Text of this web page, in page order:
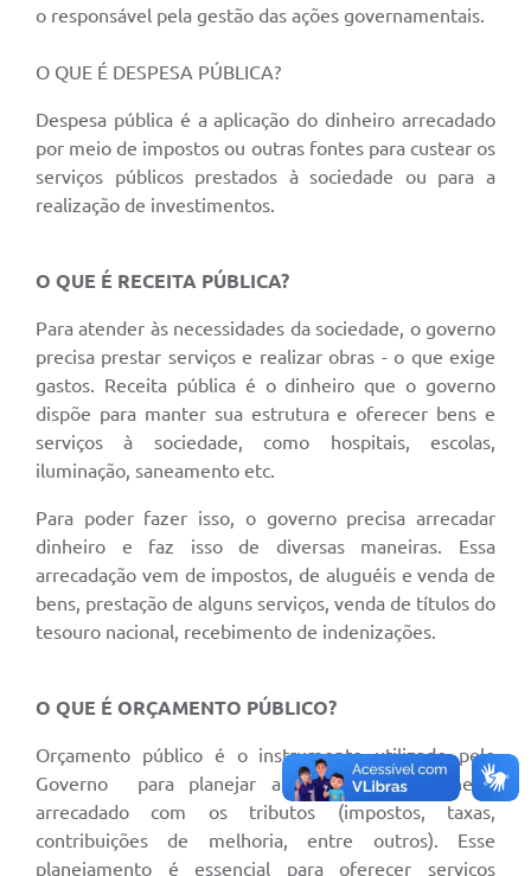
Editais
A Prefeitura
A Nossa Cidade
Enfrentando o COVID-19
Contratos
Arquivos para Download
Notícias
Turismo
Obras
Galeria de Vídeos
Secretarias
Legislação
Links
Serviços Online
Telefones Úteis
o responsável pela gestão das ações governamentais.
O QUE É DESPESA PÚBLICA?
Despesa pública é a aplicação do dinheiro arrecadado
por meio de impostos ou outras fontes para custear os
serviços públicos prestados à sociedade ou para a
realização de investimentos.
O QUE É RECEITA PÚBLICA?
Para atender às necessidades da sociedade, o governo
precisa prestar serviços e realizar obras - o que exige
gastos. Receita pública é o dinheiro que o governo
dispõe para manter sua estrutura e oferecer bens e
serviços à sociedade, como hospitais, escolas,
iluminação, saneamento etc.
Para poder fazer isso, o governo precisa arrecadar
dinheiro e faz isso de diversas maneiras. Essa
arrecadação vem de impostos, de aluguéis e venda de
bens, prestação de alguns serviços, venda de títulos do
tesouro nacional, recebimento de indenizações.
O QUE É ORÇAMENTO PÚBLICO?
Orçamento público é o instrumento utilizado pelo
Governo para planejar a utilização do dinheiro
arrecadado com os tributos (impostos, taxas,
contribuições de melhoria, entre outros). Esse
planejamento é essencial para oferecer serviços